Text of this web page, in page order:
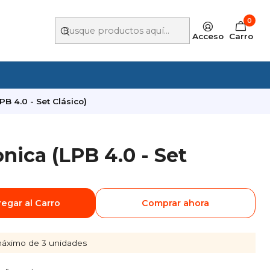
Acceso
0
Carro
4.0 - Set Clásico)
(LPB 4.0 - Set
al Carro Comprar ahora
de 3 unidades